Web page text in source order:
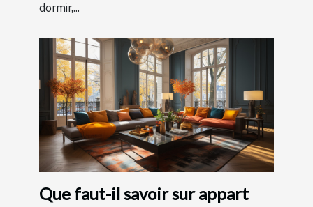
dormir,...
Que faut-il savoir sur appart